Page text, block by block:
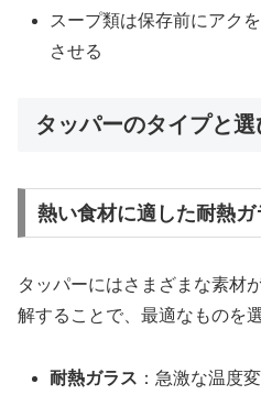
スープ類は保存前にアク
させる
タッパーのタイプと選
熱い食材に適した耐熱
タッパーにはさまざまな素材
解することで、最適なものを
耐熱ガラス ：急激な温度